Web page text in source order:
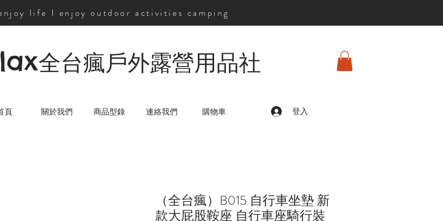
life I enjoy outdoor activities camping
全台瘋戶外露營用品社
頁 關於我們 商品型錄 連絡我們 購物車 登入
（全台瘋）B015 自行車坐墊 新
款大屁股鞍座 自行車座騎行裝